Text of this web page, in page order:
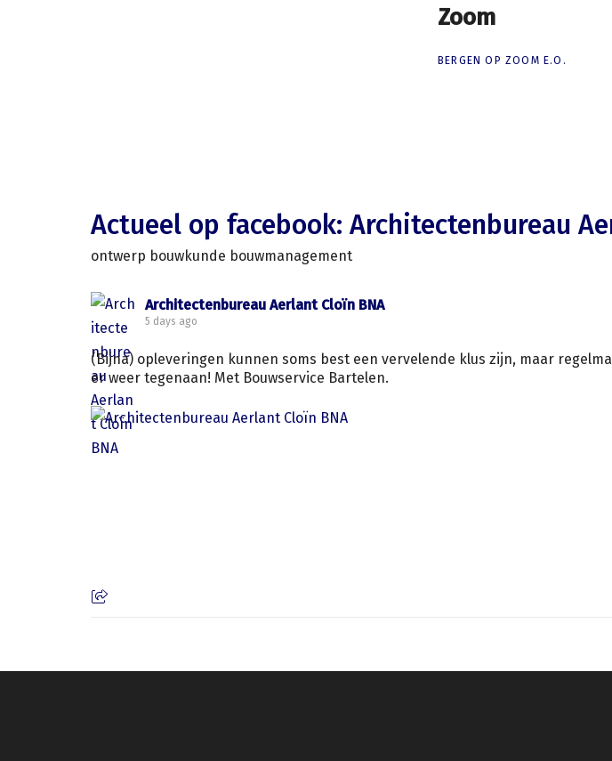
Zoom
BERGEN OP ZOOM E.O.
Actueel op facebook: Architectenbureau
ontwerp bouwkunde bouwmanagement
Architectenbureau Aerlant Cloïn BNA
5 days ago
(Bijna) opleveringen kunnen soms best een vervelende klus zijn, maar
er weer tegenaan! Met Bouwservice Bartelen.